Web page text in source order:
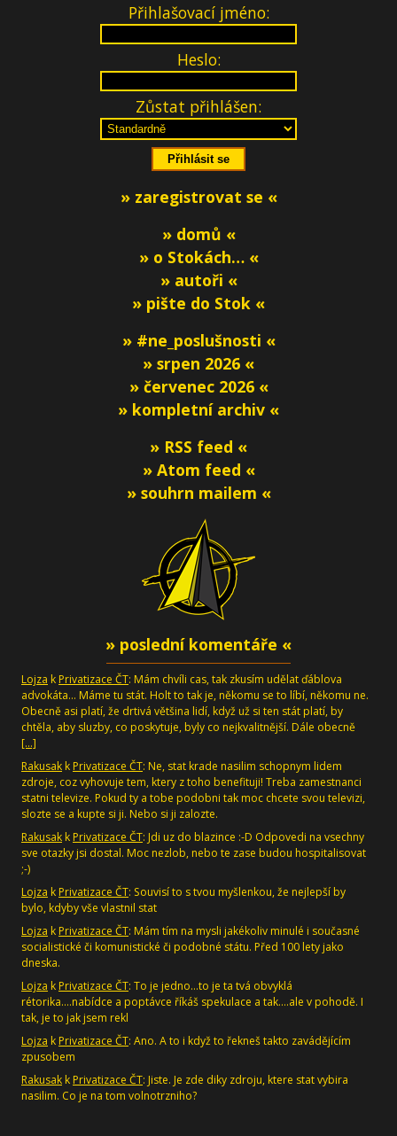
Přihlašovací jméno:
Heslo:
Zůstat přihlášen:
» zaregistrovat se «
» domů «
» o Stokách… «
» autoři «
» pište do Stok «
» #ne_poslušnosti «
» srpen 2026 «
» červenec 2026 «
» kompletní archiv «
» RSS feed «
» Atom feed «
» souhrn mailem «
» poslední komentáře «
Lojza k Privatizace ČT: Mám chvíli cas, tak zkusím udělat ďáblova
advokáta... Máme tu stát. Holt to tak je, někomu se to líbí, někomu ne.
Obecně asi platí, že drtivá většina lidí, když už si ten stát platí, by
chtěla, aby sluzby, co poskytuje, byly co nejkvalitnější. Dále obecně
[…]
Rakusak k Privatizace ČT: Ne, stat krade nasilim schopnym lidem
zdroje, coz vyhovuje tem, ktery z toho benefituji! Treba zamestnanci
statni televize. Pokud ty a tobe podobni tak moc chcete svou televizi,
slozte se a kupte si ji. Nebo si ji zalozte.
Rakusak k Privatizace ČT: Jdi uz do blazince :-D Odpovedi na vsechny
sve otazky jsi dostal. Moc nezlob, nebo te zase budou hospitalisovat
;-)
Lojza k Privatizace ČT: Souvisí to s tvou myšlenkou, že nejlepší by
bylo, kdyby vše vlastnil stat
Lojza k Privatizace ČT: Mám tím na mysli jakékoliv minulé i současné
socialistické či komunistické či podobné státu. Před 100 lety jako
dneska.
Lojza k Privatizace ČT: To je jedno...to je ta tvá obvyklá
rétorika....nabídce a poptávce říkáš spekulace a tak....ale v pohodě. I
tak, je to jak jsem rekl
Lojza k Privatizace ČT: Ano. A to i když to řekneš takto zavádějícím
zpusobem
Rakusak k Privatizace ČT: Jiste. Je zde diky zdroju, ktere stat vybira
nasilim. Co je na tom volnotrzniho?